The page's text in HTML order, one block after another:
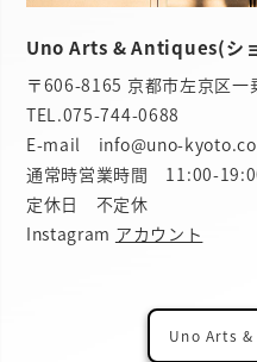
Uno Arts & Antiques(シ
〒606-8165 京都市左京区
TEL.075-744-0688
E-mail info@uno-
通常時営業時間 11:00-
定休日 不定休
Instagram アカウント
Uno Arts &